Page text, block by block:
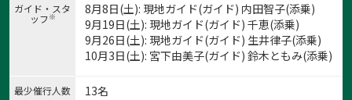
ガイド・スタ
ッフ※
8月8日(土): 現地ガイド(ガイド) 内田智子(添乗)
9月19日(土): 現地ガイド(ガイド) 千恵(添乗)
9月26日(土): 現地ガイド(ガイド) 生井律子(添乗)
10月3日(土): 宮下由美子(ガイド) 鈴木ともみ(添乗)
最少催行人数 13名